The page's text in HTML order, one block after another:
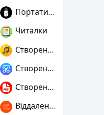
Портативні
Читалки
Створення музики
Створення скріншотів
Створення PDF
Віддалений доступ